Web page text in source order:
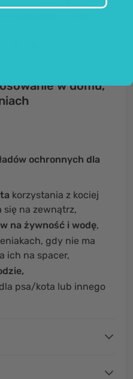
w domu,
ochronnych dla
korzystania z kociej
na zewnątrz,
na żywność i wodę,
gdy nie ma
ich na spacer,
psa/kota lub innego